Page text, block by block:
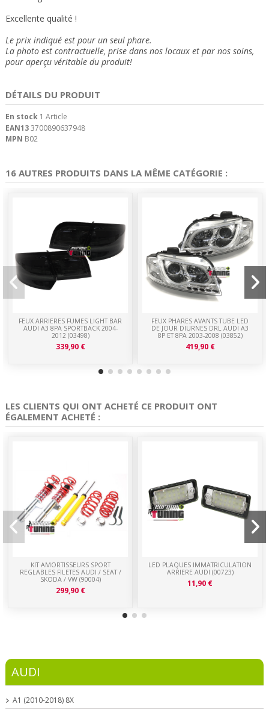
Excellente qualité !
Le prix indiqué est pour un seul phare.
La photo est contractuelle, prise dans nos locaux et par nos soins,
pour aperçu véritable du produit!
DÉTAILS DU PRODUIT
En stock 1 Article
EAN133700890637948
MPN B02
16 AUTRES PRODUITS DANS LA MÊME CATÉGORIE :
FEUX ARRIERES FUMES LIGHT BAR
AUDI A3 8PA SPORTBACK 2004-
2012 (03498)
339,90 €
FEUX PHARES AVANTS TUBE LED
DE JOUR DIURNES DRL AUDI A3
8P ET 8PA 2003-2008 (03852)
419,90 €
LES CLIENTS QUI ONT ACHETÉ CE PRODUIT ONT
ÉGALEMENT ACHETÉ :
KIT AMORTISSEURS SPORT
REGLABLES FILETES AUDI / SEAT /
SKODA / VW (90004)
299,90 €
LED PLAQUES IMMATRICULATION
ARRIERE AUDI (00723)
11,90 €
AUDI
A1 (2010-2018) 8X